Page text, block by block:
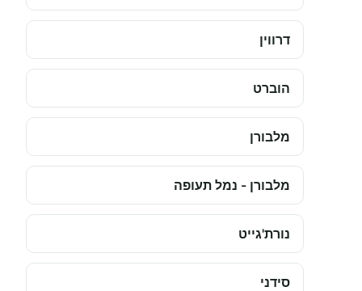
דרווין
הוברט
מלבורן
מלבורן - נמל תעופה
נורת'גייט
סידני